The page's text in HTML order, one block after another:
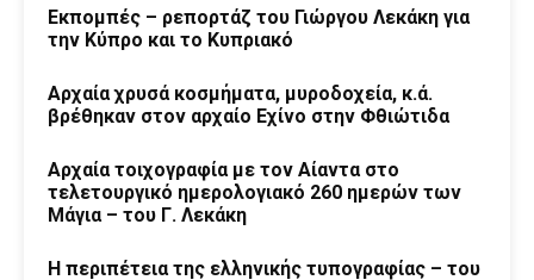
Εκπομπές – ρεπορτάζ του Γιώργου Λεκάκη για
την Κύπρο και το Κυπριακό
Αρχαία χρυσά κοσμήματα, μυροδοχεία, κ.ά.
βρέθηκαν στον αρχαίο Εχίνο στην Φθιώτιδα
Αρχαία τοιχογραφία με τον Αίαντα στο
τελετουργικό ημερολογιακό 260 ημερών των
Μάγια – του Γ. Λεκάκη
Η περιπέτεια της ελληνικής τυπογραφίας – του